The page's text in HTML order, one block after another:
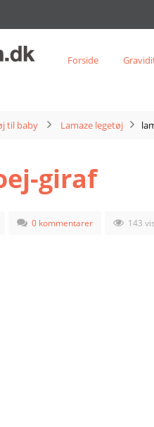
Forside
til baby Lamaze legetøj
giraf
0 kommentarer 143